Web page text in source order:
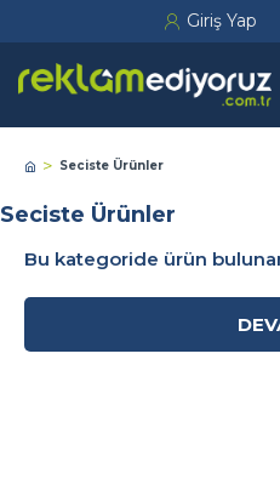
Giriş Yap
Seciste Ürünler
Seciste Ürünler
Bu kategoride ürün